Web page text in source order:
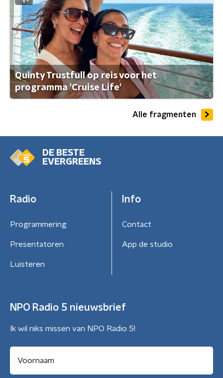
Quinty Trustfull op reis voor het
programma 'Cruise Life'
Alle fragmenten
DE BESTE
EVERGREENS
Radio
Programmering
Presentatoren
Luisteren
Info
Contact
App de studio
NPO Radio 5 nieuwsbrief
Ik wil niks missen van NPO Radio 5!